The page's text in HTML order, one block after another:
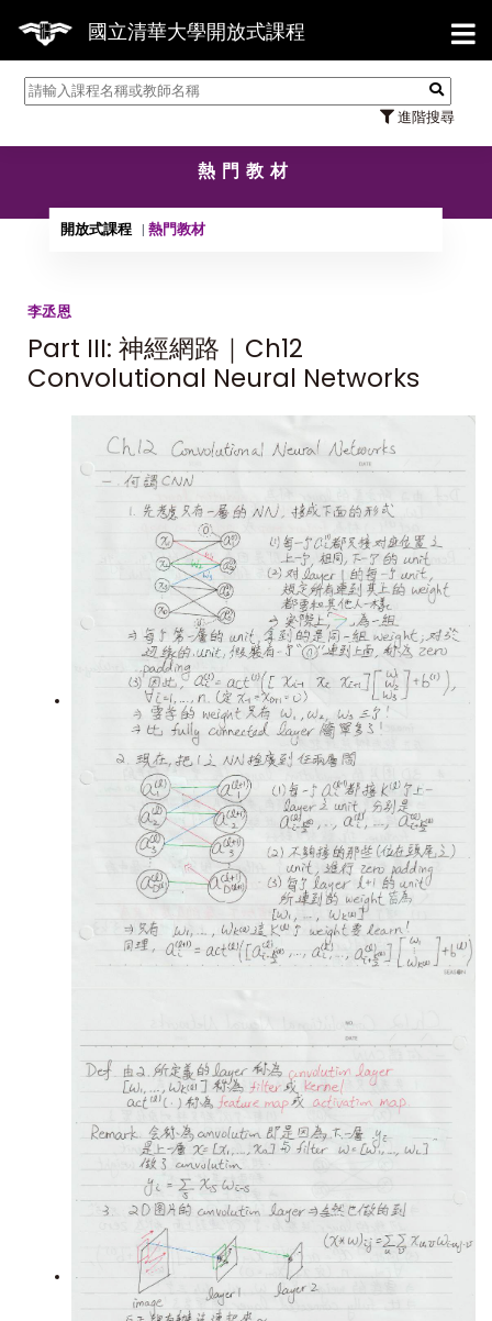
國立清華大學開放式課程
進階搜尋
【
熱門教材
開放式課程 熱門教材
李丞恩
Part III: 神經網路｜Ch12
Convolutional Neural Networks